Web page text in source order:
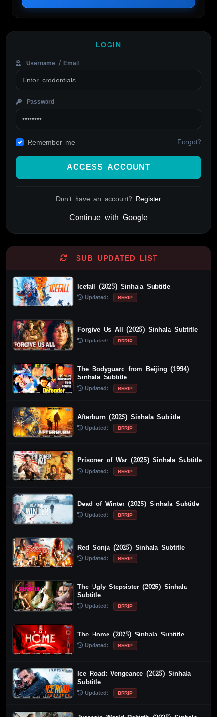
LOGIN
Username / Email
Password
Remember me Forgot?
ACCESS ACCOUNT
Don't have an account? Register
Continue with Google
SUB UPDATED LIST
Icefall (2025) Sinhala Subtitle
Updated: BRRIP
Forgive Us All (2025) Sinhala Subtitle
Updated: BRRIP
The Bodyguard from Beijing (1994)
Sinhala Subtitle
Updated: BRRIP
Afterburn (2025) Sinhala Subtitle
Updated: BRRIP
Prisoner of War (2025) Sinhala Subtitle
Updated: BRRIP
Dead of Winter (2025) Sinhala Subtitle
Updated: BRRIP
Red Sonja (2025) Sinhala Subtitle
Updated: BRRIP
The Ugly Stepsister (2025) Sinhala
Subtitle
Updated: BRRIP
The Home (2025) Sinhala Subtitle
Updated: BRRIP
Ice Road: Vengeance (2025) Sinhala
Subtitle
Updated: BRRIP